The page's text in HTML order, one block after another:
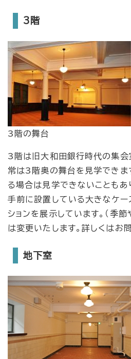
3階
3階の舞台
3階は旧大和田銀行時代の集会
常は3階奥の舞台を見学できま
る場合は見学できないこともあ
手前に設置している大きなケー
ションを展示しています。（季
は変更いたします。詳しくはお
地下室